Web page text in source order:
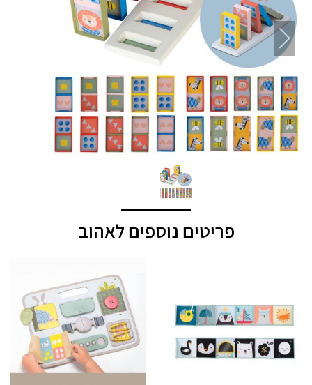
פריטים נוספים לאהוב